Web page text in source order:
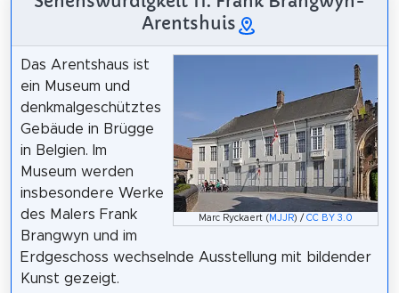
Arentshuis
Marc Ryckaert ( MJJR) /CC BY 3.0
Das Arentshaus ist
ein Museum und
denkmalgeschütztes
Gebäude in Brügge
in Belgien. Im
Museum werden
insbesondere Werke
des Malers Frank
Brangwyn und im
Erdgeschoss wechselnde Ausstellung mit bildender
Kunst gezeigt.